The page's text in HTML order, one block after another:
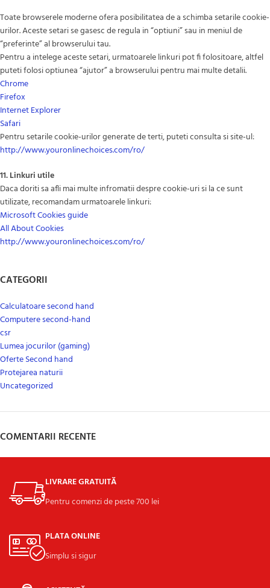
Toate browserele moderne ofera posibilitatea de a schimba setarile cookie-
urilor. Aceste setari se gasesc de regula in “optiuni” sau in meniul de
“preferinte” al browserului tau.
Pentru a intelege aceste setari, urmatoarele linkuri pot fi folositoare, altfel
puteti folosi optiunea “ajutor” a browserului pentru mai multe detalii.
Chrome
Firefox
Internet Explorer
Safari
Pentru setarile cookie-urilor generate de terti, puteti consulta si site-ul:
http://www.youronlinechoices.com/ro/
11. Linkuri utile
Daca doriti sa afli mai multe infromatii despre cookie-uri si la ce sunt
utilizate, recomandam urmatoarele linkuri:
Microsoft Cookies guide
All About Cookies
http://www.youronlinechoices.com/ro/
CATEGORII
Calculatoare second hand
Computere second-hand
csr
Lumea jocurilor (gaming)
Oferte Second hand
Protejarea naturii
Uncategorized
COMENTARII RECENTE
LIVRARE GRATUITĂ
Pentru comenzi de peste 700 lei
PLATA ONLINE
Simplu si sigur